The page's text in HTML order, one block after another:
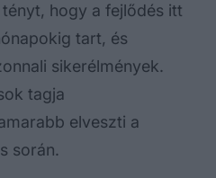
hogy a fejlődés itt
tart, és
sikerélmények.
tagja
elveszti a
során.